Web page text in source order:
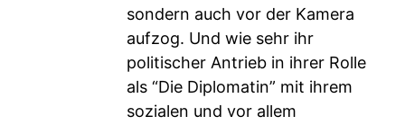
sondern auch vor der Kamera
aufzog. Und wie sehr ihr
politischer Antrieb in ihrer Rolle
als “Die Diplomatin” mit ihrem
sozialen und vor allem